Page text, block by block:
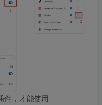
件，才能使用